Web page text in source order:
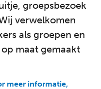
groepsbezoek
verwelkomen
als groepen en
maat gemaakt
meer informatie,